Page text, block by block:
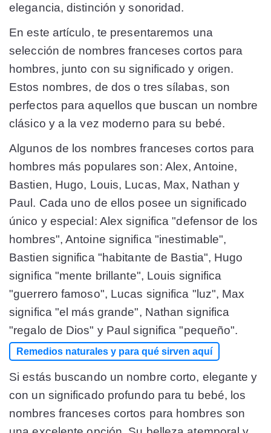
elegancia, distinción y sonoridad.
En este artículo, te presentaremos una
selección de nombres franceses cortos para
hombres, junto con su significado y origen.
Estos nombres, de dos o tres sílabas, son
perfectos para aquellos que buscan un nombre
clásico y a la vez moderno para su bebé.
Algunos de los nombres franceses cortos para
hombres más populares son: Alex, Antoine,
Bastien, Hugo, Louis, Lucas, Max, Nathan y
Paul. Cada uno de ellos posee un significado
único y especial: Alex significa "defensor de los
hombres", Antoine significa "inestimable",
Bastien significa "habitante de Bastia", Hugo
significa "mente brillante", Louis significa
"guerrero famoso", Lucas significa "luz", Max
significa "el más grande", Nathan significa
"regalo de Dios" y Paul significa "pequeño".
Remedios naturales y para qué sirven aquí
Si estás buscando un nombre corto, elegante y
con un significado profundo para tu bebé, los
nombres franceses cortos para hombres son